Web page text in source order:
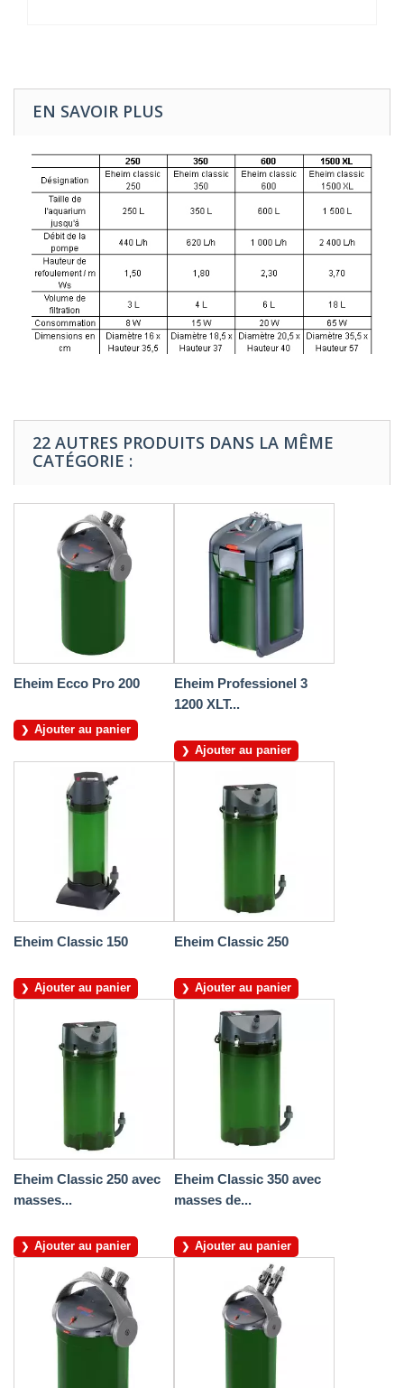
EN SAVOIR PLUS
22 AUTRES PRODUITS DANS LA MÊME
CATÉGORIE :
Eheim Ecco Pro 200
Ajouter au panier
Eheim Professionel 3
1200 XLT...
Ajouter au panier
Eheim Classic 150
Ajouter au panier
Eheim Classic 250
Ajouter au panier
Eheim Classic 250 avec
masses...
Ajouter au panier
Eheim Classic 350 avec
masses de...
Ajouter au panier